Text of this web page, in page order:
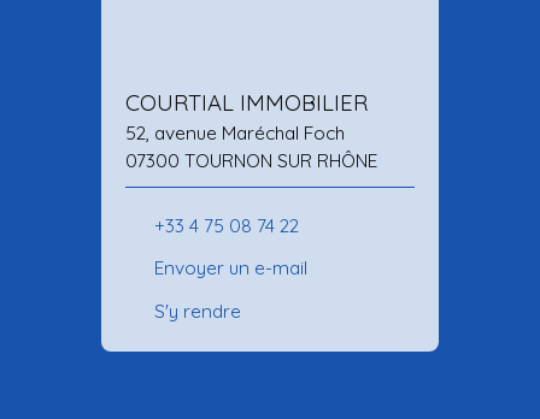
COURTIAL IMMOBILIER
52, avenue Maréchal Foch
07300 TOURNON SUR RHÔNE
+33 4 75 08 74 22
Envoyer un e-mail
S'y rendre